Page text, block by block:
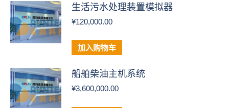
生活污水处理装置模拟器
¥120,000.00
加入购物车
船舶柴油主机系统
¥3,600,000.00